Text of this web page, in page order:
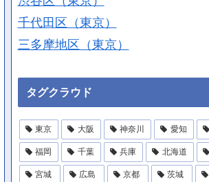
千代田区（東京）
三多摩地区（東京）
タグクラウド
東京 大阪 神奈川 愛知
福岡 千葉 兵庫 北海道
宮城 広島 京都 茨城